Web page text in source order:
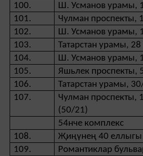
100.
Ш. Усманов урамы,
101.
Чулман проспекты,
102.
Ш. Усманов урамы,
103.
Татарстан урамы,
104.
Ш. Усманов урамы,
105.
Яшьлек проспекты,
106.
Татарстан урамы,
107.
Чулман проспекты,
(50/21)
54нче комплекс
108.
Җиңүнең 40
109.
Романтиклар